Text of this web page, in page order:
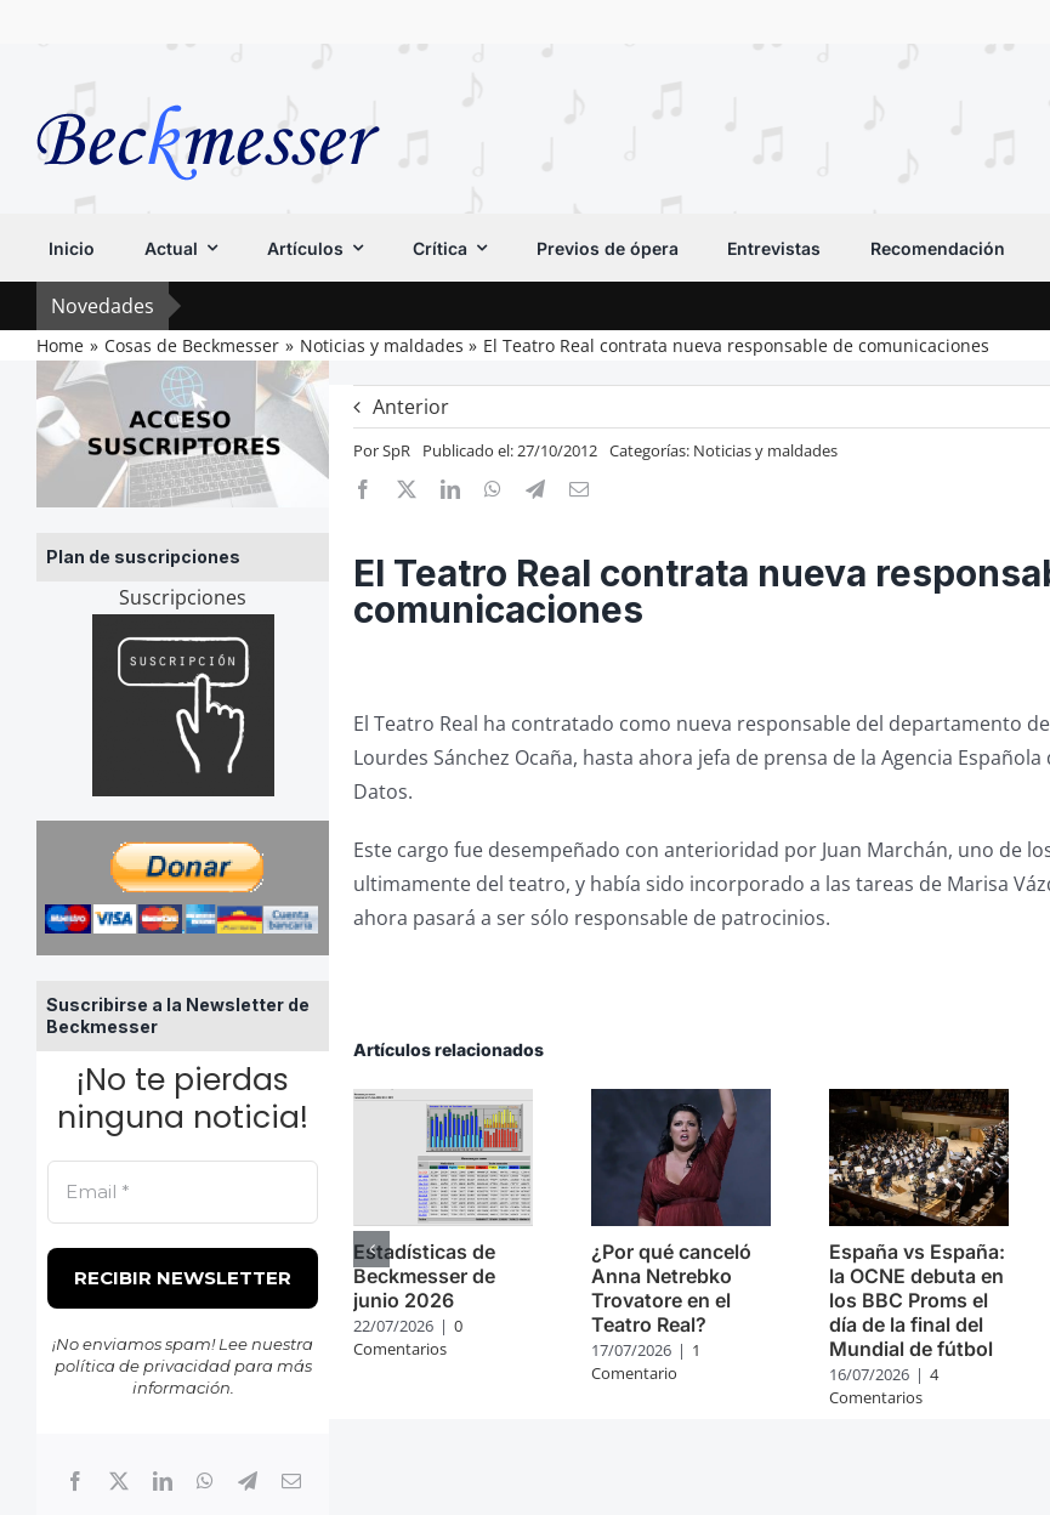
Inicio Actual Artículos Crítica Previos de ópera Entrevistas Recomendación
Novedades
Home Cosas de Beckmesser Noticias y maldades El Teatro Real contrata nueva responsable de comunicaciones
Plan de suscripciones
Suscripciones
Suscribirse a la Newsletter de
Beckmesser
¡No te pierdas
ninguna noticia!
¡No enviamos spam! Lee nuestra
política de privacidadpara más
información.
Anterior
PorSpR Publicado el: 27/10/2012 Categorías: Noticias y maldades
El Teatro Real contrata nueva
comunicaciones
El Teatro Real ha contratado como nueva responsable del departamento
Lourdes Sánchez Ocaña, hasta ahora jefa de prensa de la Agencia
Datos.
Este cargo fue desempeñado con anterioridad por Juan Marchán, uno de
ultimamente del teatro, y había sido incorporado a las tareas de Marisa
ahora pasará a ser sólo responsable de patrocinios.
Artículos relacionados
Estadísticas de
Beckmesser de
junio 2026
22/07/2026 | 0
Comentarios
¿Por qué canceló
Anna Netrebko
Trovatore en el
Teatro Real?
17/07/2026 | 1
Comentario
España vs España:
la OCNE debuta en
los BBC Proms el
día de la final del
Mundial de fútbol
16/07/2026 | 4
Comentarios